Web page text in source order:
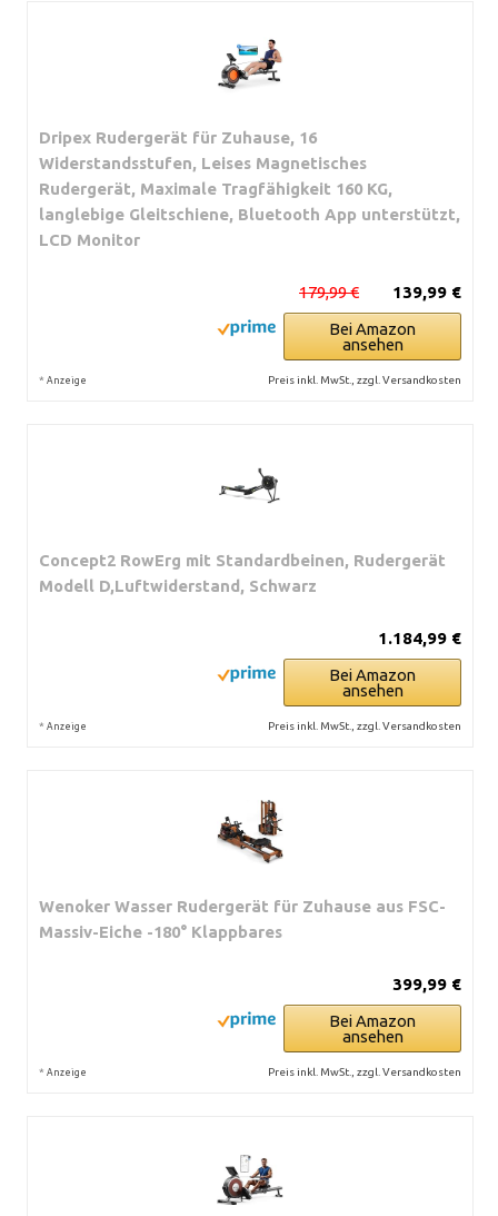
Dripex Rudergerät für Zuhause, 16
Widerstandsstufen, Leises Magnetisches
Rudergerät, Maximale Tragfähigkeit 160 KG,
langlebige Gleitschiene, Bluetooth App unterstützt,
LCD Monitor
139,99 €
179,99 €
Bei Amazon
ansehen
* Anzeige Preis inkl. MwSt., zzgl. Versandkosten
Concept2 RowErg mit Standardbeinen, Rudergerät
Modell D,Luftwiderstand, Schwarz
1.184,99 €
Bei Amazon
ansehen
* Anzeige Preis inkl. MwSt., zzgl. Versandkosten
Wenoker Wasser Rudergerät für Zuhause aus FSC-
Massiv-Eiche -180° Klappbares
399,99 €
Bei Amazon
ansehen
* Anzeige Preis inkl. MwSt., zzgl. Versandkosten